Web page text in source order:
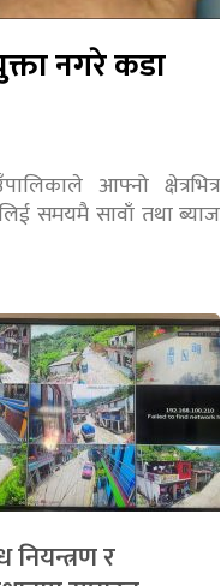
नगरे कडा
आफ्नो क्षेत्रभित्र
समयमै सावाँ तथा ब्याज
नियन्त्रण र